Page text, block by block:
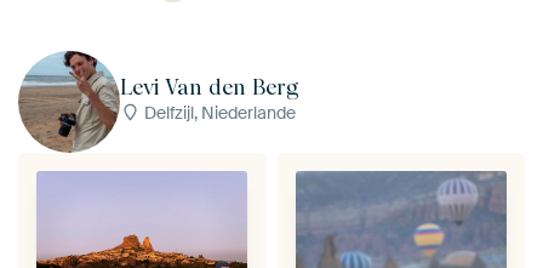
Levi Van den Berg
Delfzijl, Niederlande